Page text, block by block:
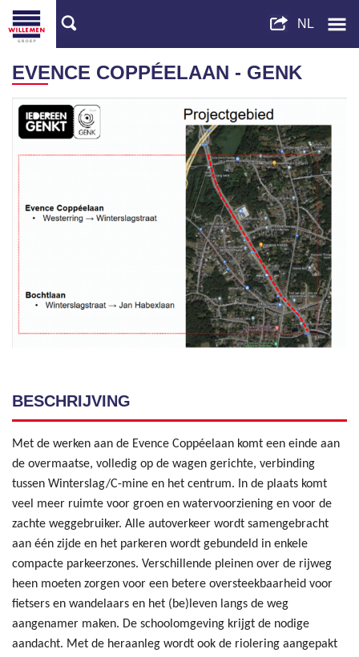
EVENCE COPPÉELAAN - GENK
BESCHRIJVING
Met de werken aan de Evence Coppéelaan komt een einde aan
de overmaatse, volledig op de wagen gerichte, verbinding
tussen Winterslag/C-mine en het centrum. In de plaats komt
veel meer ruimte voor groen en watervoorziening en voor de
zachte weggebruiker. Alle autoverkeer wordt samengebracht
aan één zijde en het parkeren wordt gebundeld in enkele
compacte parkeerzones. Verschillende pleinen over de rijweg
heen moeten zorgen voor een betere oversteekbaarheid voor
fietsers en wandelaars en het (be)leven langs de weg
aangenamer maken. De schoolomgeving krijgt de nodige
aandacht. Met de heraanleg wordt ook de riolering aangepakt